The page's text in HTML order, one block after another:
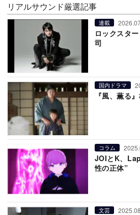
リアルサウンド厳選記事
連載
ロックスタ
司
国内ドラマ
『風、薫る
コラム
JOIとK、
性の正体”
文芸